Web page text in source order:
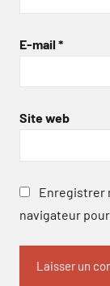
E-mail *
Site web
Enregistrer
navigateur